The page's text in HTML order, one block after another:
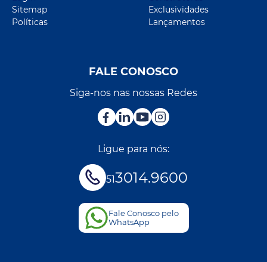
Sitemap
Políticas
Exclusividades
Lançamentos
FALE CONOSCO
Siga-nos nas nossas Redes
Ligue para nós:
513014.9600
Fale Conosco pelo
WhatsApp